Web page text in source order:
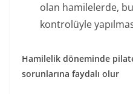
olan hamilelerde,
kontrolüyle
Hamilelik döneminde
sorunlarına faydalı olur